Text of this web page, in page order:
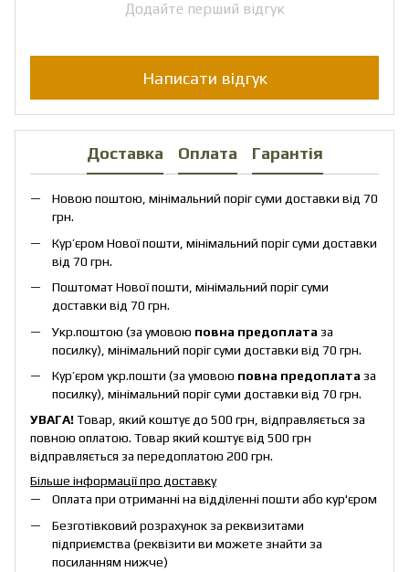
Додайте перший відгук
Написати відгук
Доставка Оплата Гарантія
Новою поштою, мінімальний поріг суми доставки від 70
грн.
Кур’єром Нової пошти, мінімальний поріг суми доставки
від 70 грн.
Поштомат Нової пошти, мінімальний поріг суми
доставки від 70 грн.
Укр.поштою (за умовою повна предоплата за
посилку), мінімальний поріг суми доставки від 70 грн.
Кур’єром укр.пошти (за умовою повна предоплата за
посилку), мінімальний поріг суми доставки від 70 грн.
УВАГА!Товар, який коштує до 500 грн, відправляється за
повною оплатою. Товар який коштує від 500 грн
відправляється за передоплатою 200 грн.
Більше інформації про доставку
Оплата при отриманні на відділенні пошти або кур'єром
Безготівковий розрахунок за реквизитами
підприємства (реквізити ви можете знайти за
посиланням нижче)